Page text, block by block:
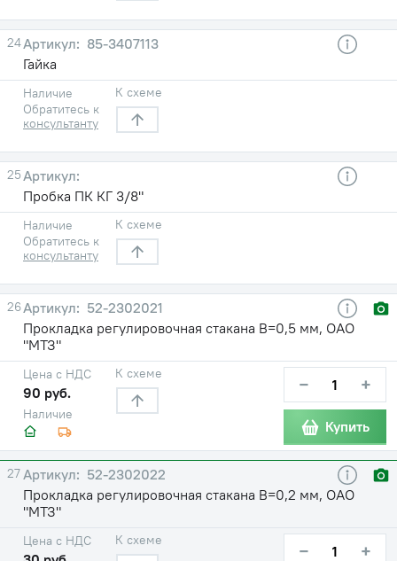
24
85-3407113
Гайка
Наличие
Обратитесь к
консультанту
К схеме
25
Пробка ПК КГ 3/8"
Наличие
Обратитесь к
консультанту
К схеме
26
52-2302021
Прокладка регулировочная стакана В=0,5 мм, ОАО
"МТЗ"
Наличие
Цена с НДС
90 руб.
К схеме − +
Купить
27
52-2302022
Прокладка регулировочная стакана В=0,2 мм, ОАО
"МТЗ"
Цена с НДС К схеме − +